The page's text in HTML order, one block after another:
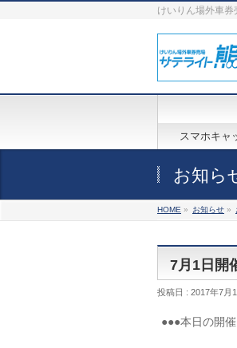
けいりん場外車
スマホキャ
お知ら
HOME » お知らせ »
7月1日開
投稿日 : 2017年7月1
●●●本日の開